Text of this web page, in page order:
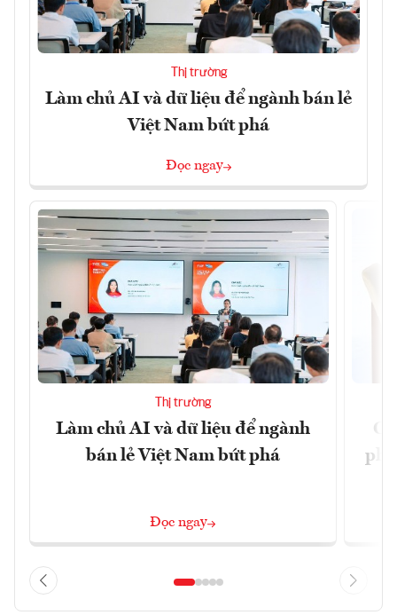
Thị trường
Làm chủ AI và dữ liệu để ngành bán lẻ
Việt Nam bứt phá
Đọc ngay
Thị trường
Làm chủ AI và dữ liệu để ngành
bán lẻ Việt Nam bứt phá
Đọc ngay